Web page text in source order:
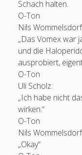
Menschen
Schach halten.
O-Ton
Nils
„Das Vomex war
und die
ausprobiert,
O-Ton
Uli Scholz:
„Ich habe nicht
wirken.“
O-Ton
Nils
„Okay“